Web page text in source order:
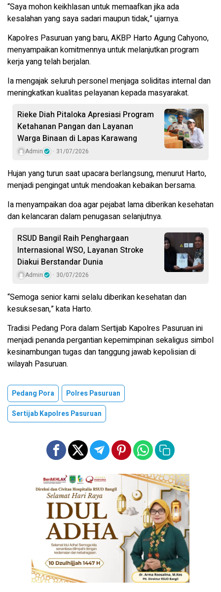
“Saya mohon keikhlasan untuk memaafkan jika ada
kesalahan yang saya sadari maupun tidak,” ujarnya.
Kapolres Pasuruan yang baru, AKBP Harto Agung Cahyono,
menyampaikan komitmennya untuk melanjutkan program
kerja yang telah berjalan.
Ia mengajak seluruh personel menjaga soliditas internal dan
meningkatkan kualitas pelayanan kepada masyarakat.
Rieke Diah Pitaloka Apresiasi Program
Ketahanan Pangan dan Layanan
Warga Binaan di Lapas Karawang
Admin 31/07/2026
Hujan yang turun saat upacara berlangsung, menurut Harto,
menjadi pengingat untuk mendoakan kebaikan bersama.
Ia menyampaikan doa agar pejabat lama diberikan kesehatan
dan kelancaran dalam penugasan selanjutnya.
RSUD Bangil Raih Penghargaan
Internasional WSO, Layanan Stroke
Diakui Berstandar Dunia
Admin 30/07/2026
“Semoga senior kami selalu diberikan kesehatan dan
kesuksesan,” kata Harto.
Tradisi Pedang Pora dalam Sertijab Kapolres Pasuruan ini
menjadi penanda pergantian kepemimpinan sekaligus simbol
kesinambungan tugas dan tanggung jawab kepolisian di
wilayah Pasuruan.
Pedang Pora
Polres Pasuruan
Sertijab Kapolres Pasuruan